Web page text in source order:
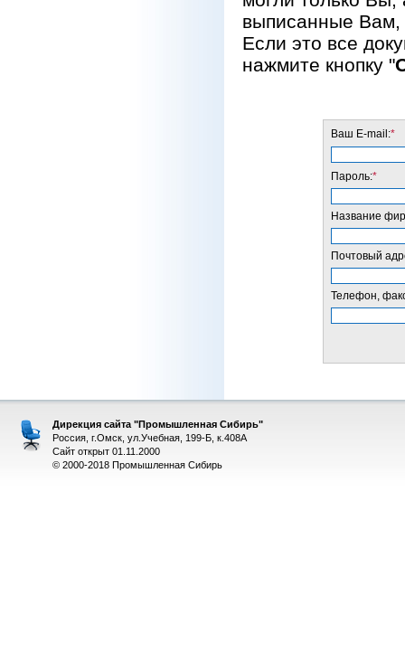
выписанные Вам,
Если это все
нажмите кнопку "
Ваш E-mail:*
Пароль:*
Название
Почтовый
Телефон,
Дирекция сайта "Промышленная Сибирь"
Россия, г.Омск, ул.Учебная, 199-Б, к.408А
Сайт открыт 01.11.2000
© 2000-2018 Промышленная Сибирь